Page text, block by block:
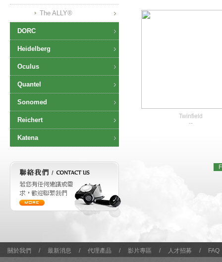
The ALLY®
DORC
Heidelberg
Oculus
Quantel
Sonomed
Reichert
Katena
Twinfield
--
關於我們 / 最新消息 / 代理產品 / 影片專區 / 人才招募 / FAQ